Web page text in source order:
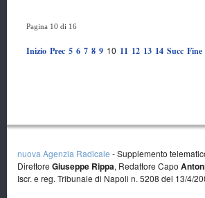
Pagina 10 di 16
Inizio Prec 5 6 7 8 9 10 11 12 13 14 Succ Fine
nuova Agenzia Radicale - Supplemento
Direttore Giuseppe Rippa, Redattore Capo
Iscr. e reg. Tribunale di Napoli n. 5208 del 13/4/